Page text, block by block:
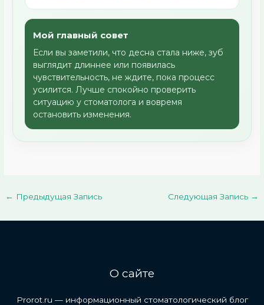
Мой главный совет
Если вы заметили, что десна стала ниже, зуб
выглядит длиннее или появилась
чувствительность, не ждите, пока процесс
усилится. Лучше спокойно проверить
ситуацию у стоматолога и вовремя
остановить изменения.
← Предыдущая Запись Следующая Запись →
О сайте
Prorot.ru — информационный стоматологический блог